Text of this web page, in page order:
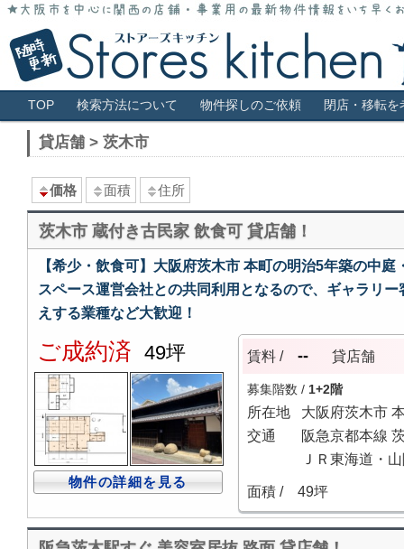
大阪 貸店舗 居抜き物件 スケルトン 飲
大阪市全域・キタ・ミナミ・アメ村・福島・堀江・新町などの貸店舗情報
メインメニュー
TOP 検索方法について 物件探しのご依頼 閉店・移転
貸店舗 > 茨木市
価格 面積 住所
茨木市 蔵付き古民家 飲食可 貸店舗！
【希少・飲食可】大阪府茨木市 本町の明治5年築の中
スペース運営会社との共同利用となるので、ギャラリ
えする業種など大歓迎！
ご成約済 49坪
物件の詳細を見る
賃料 / -- 貸店舗
募集階数 / 1+2階
所在地
大阪府茨木市
交通
阪急京都本線
ＪＲ東海道・
面積 /
49坪